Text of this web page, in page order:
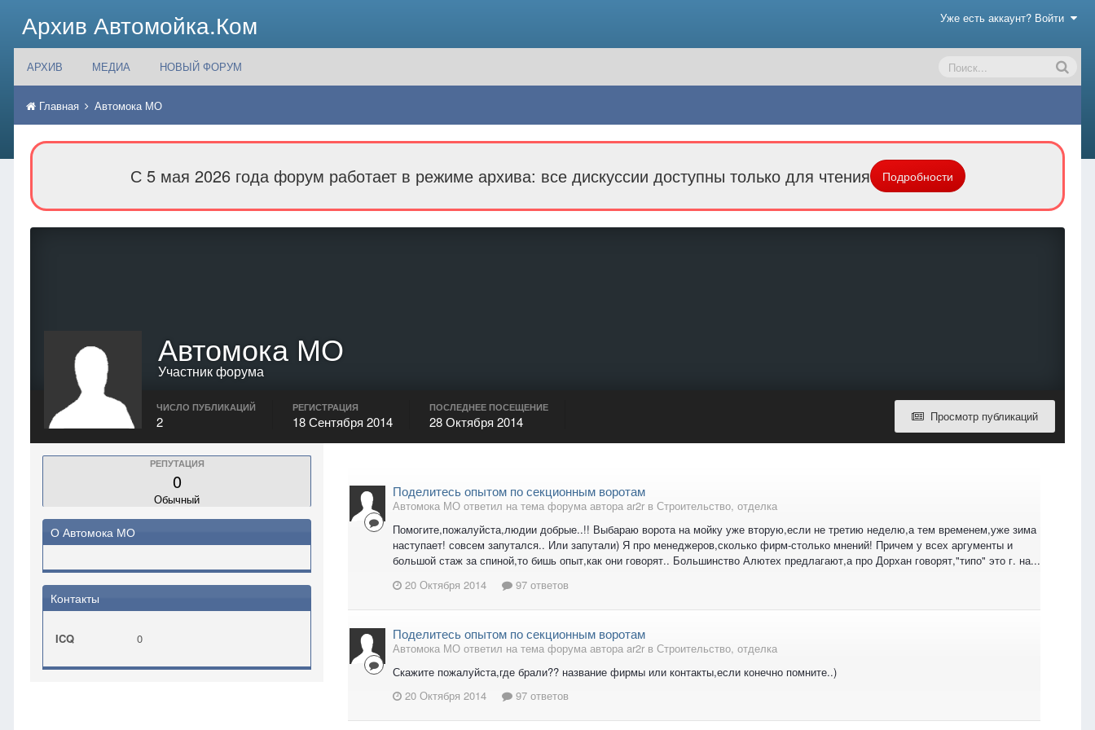
Архив Автомойка.Ком Уже есть аккаунт? Войти
АРХИВ МЕДИА НОВЫЙ ФОРУМ
Главная Автомока МО
С 5 мая 2026 года форум работает в режиме архива: все дискуссии доступны только для чтения Подробности
Автомока МО
Участник форума
Просмотр публикаций
ЧИСЛО ПУБЛИКАЦИЙ
2
РЕГИСТРАЦИЯ
18 Сентября 2014
ПОСЛЕДНЕЕ ПОСЕЩЕНИЕ
28 Октября 2014
РЕПУТАЦИЯ
0
Обычный
О Автомока МО
Контакты
ICQ 0
Поделитесь опытом по секционным воротам
Автомока МО ответил на тема форума автора ar2r в Строительство, отделка
Помогите,пожалуйста,людии добрые..!! Выбараю ворота на мойку уже вторую,если не третию неделю,а тем временем,уже зима
наступает! совсем запутался.. Или запутали) Я про менеджеров,сколько фирм-столько мнений! Причем у всех аргументы и
большой стаж за спиной,то бишь опыт,как они говорят.. Большинство Алютех предлагают,а про Дорхан говорят,"типо" это г. на...
20 Октября 2014
97 ответов
Поделитесь опытом по секционным воротам
Автомока МО ответил на тема форума автора ar2r в Строительство, отделка
Скажите пожалуйста,где брали?? название фирмы или контакты,если конечно помните..)
20 Октября 2014
97 ответов